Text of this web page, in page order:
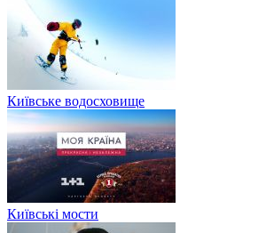
Київське водосховище
Київські мости